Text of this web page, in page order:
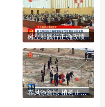
树立和践行正确政绩观学习教育自治区党委第二督导组进驻包头市见面会召开
春风添新绿 植树正当时